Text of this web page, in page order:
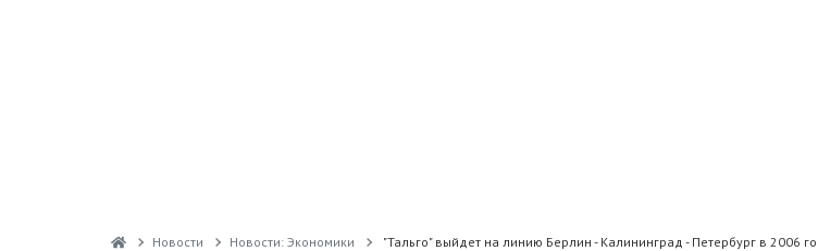
Новости Новости: Экономики "Тальго" выйдет на линию Берлин - Калининград - Петербург в 2006